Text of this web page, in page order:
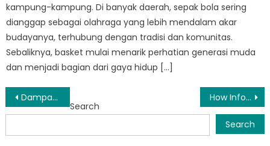
kampung-kampung. Di banyak daerah, sepak bola sering
dianggap sebagai olahraga yang lebih mendalam akar
budayanya, terhubung dengan tradisi dan komunitas.
Sebaliknya, basket mulai menarik perhatian generasi muda
dan menjadi bagian dari gaya hidup […]
Post
navigation
Dampak Bantuan Sosial Sumsel Terhadap Pengentasan Kemiskinan di Sumatera Selatan How Informasi Bansos Sumsel is Impacting Communities in South Sumatra
Search
Search